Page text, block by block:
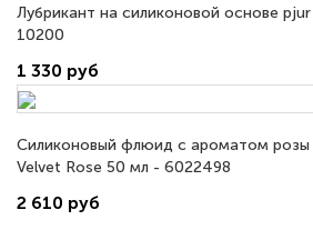
Лубрикант на силиконовой основе
10200
1 330 руб
Силиконовый флюид с ароматом розы
Velvet Rose 50 мл - 6022498
2 610 руб